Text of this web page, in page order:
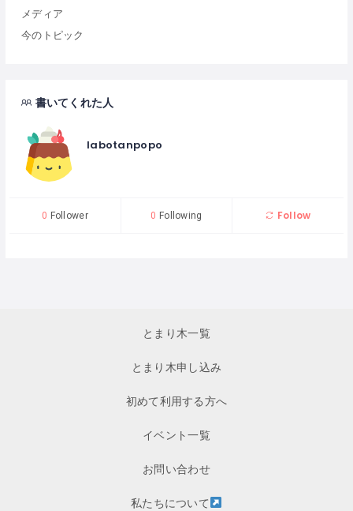
メディア
今のトピック
書いてくれた人
labotanpopo
0 Follower 0 Following Follow
とまり木一覧
とまり木申し込み
初めて利用する方へ
イベント一覧
お問い合わせ
私たちについて